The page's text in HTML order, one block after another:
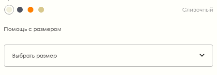
Сливочный
Помощь с размером
Выбрать размер